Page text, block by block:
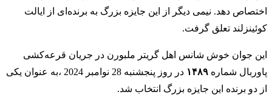
اختصاص دهد. نیمی دیگر از این جایزه بزرگ به برنده‌ای از ایالت
کوئینزلند تعلق گرفت.
این جوان خوش شانس اهل گریتر ملبورن در جریان قرعه‌کشی
پاوربال شماره ۱۴۸۹
در روز پنجشنبه 28 نوامبر 2024 ،به عنوان یکی
از دو برنده این جایزه بزرگ انتخاب شد.